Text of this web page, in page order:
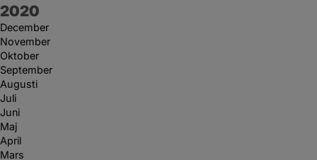
År:
2020
December
November
Oktober
September
Augusti
Juli
Juni
Maj
April
Mars